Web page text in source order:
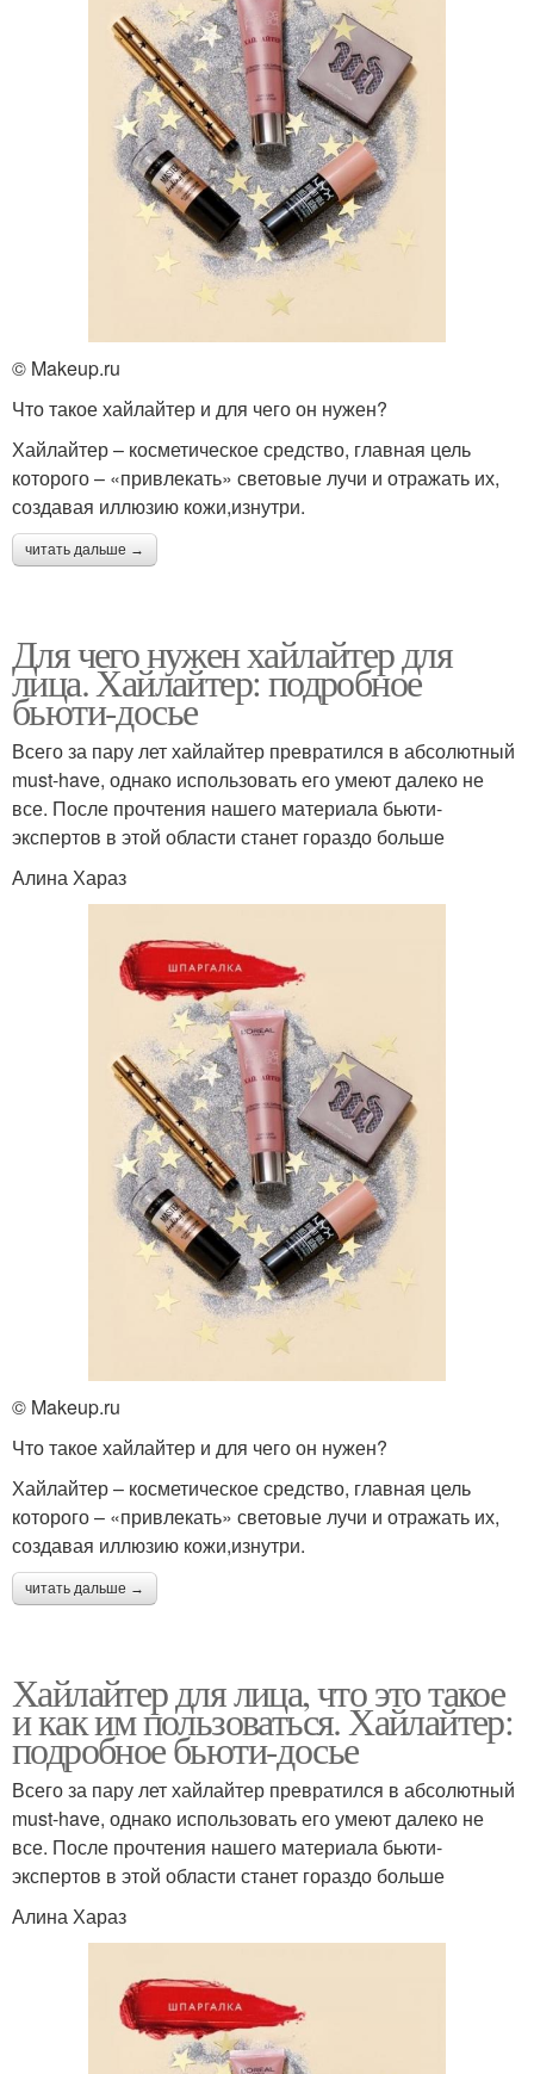
© Makeup.ru
Что такое хайлайтер и для чего он нужен?
Хайлайтер – косметическое средство, главная цель
которого – «привлекать» световые лучи и отражать их,
создавая иллюзию кожи,изнутри.
читать дальше →
Для чего нужен хайлайтер для
лица. Хайлайтер: подробное
бьюти-досье
Всего за пару лет хайлайтер превратился в абсолютный
must-have, однако использовать его умеют далеко не
все. После прочтения нашего материала бьюти-
экспертов в этой области станет гораздо больше
Алина Хараз
© Makeup.ru
Что такое хайлайтер и для чего он нужен?
Хайлайтер – косметическое средство, главная цель
которого – «привлекать» световые лучи и отражать их,
создавая иллюзию кожи,изнутри.
читать дальше →
Хайлайтер для лица, что это такое
и как им пользоваться. Хайлайтер:
подробное бьюти-досье
Всего за пару лет хайлайтер превратился в абсолютный
must-have, однако использовать его умеют далеко не
все. После прочтения нашего материала бьюти-
экспертов в этой области станет гораздо больше
Алина Хараз